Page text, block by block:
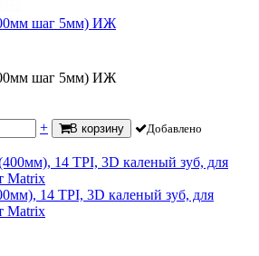
шаг 5мм) ИЖ
шаг 5мм) ИЖ
+ В корзину Добавлено
14 TPI, 3D каленый зуб, для
Matrix